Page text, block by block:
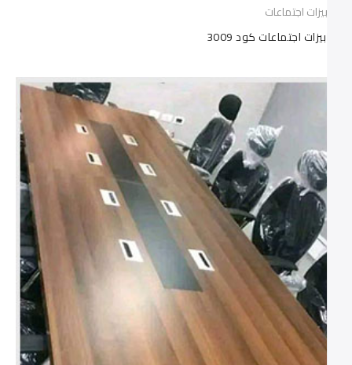
ترابيزات اجتماعات
ترابيزات اجتماعات كود 3009